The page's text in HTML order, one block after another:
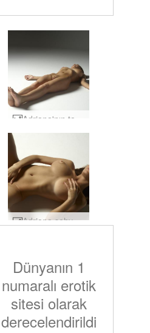
derecelendirildi
Adriana şehvetli Venüs #58
Dünyanın 1
numaralı erotik
sitesi olarak
derecelendirildi